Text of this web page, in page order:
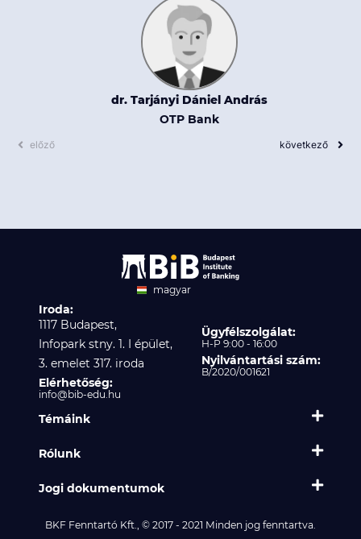
dr. Tarjányi Dániel András
OTP Bank
előző következő
magyar
Iroda:
1117 Budapest,
Infopark stny. 1. I épület,
3. emelet 317. iroda
Elérhetőség:
info@bib-edu.hu
Ügyfélszolgálat:
H-P 9:00 - 16:00
Nyilvántartási szám:
B/2020/001621
Témáink
Rólunk
Jogi dokumentumok
BKF Fenntartó Kft., © 2017 - 2021 Minden jog fenntartva.